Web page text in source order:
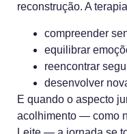
reconstrução. A
compreender
equilibrar
reencontrar
desenvolver
E quando o aspecto
acolhimento — como